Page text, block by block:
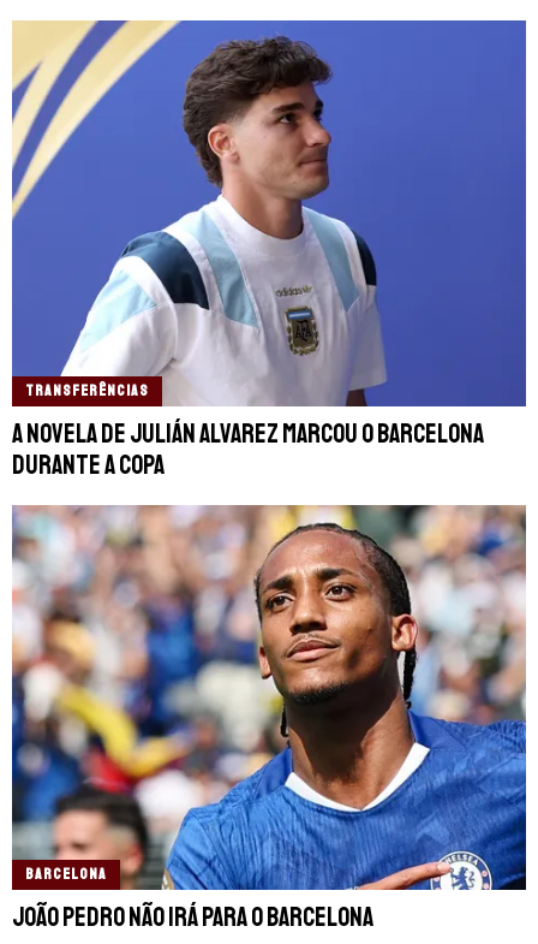
TRANSFERÊNCIAS
A novela de Julián Alvarez marcou o Barcelona
durante a Copa
BARCELONA
João Pedro não irá para o Barcelona